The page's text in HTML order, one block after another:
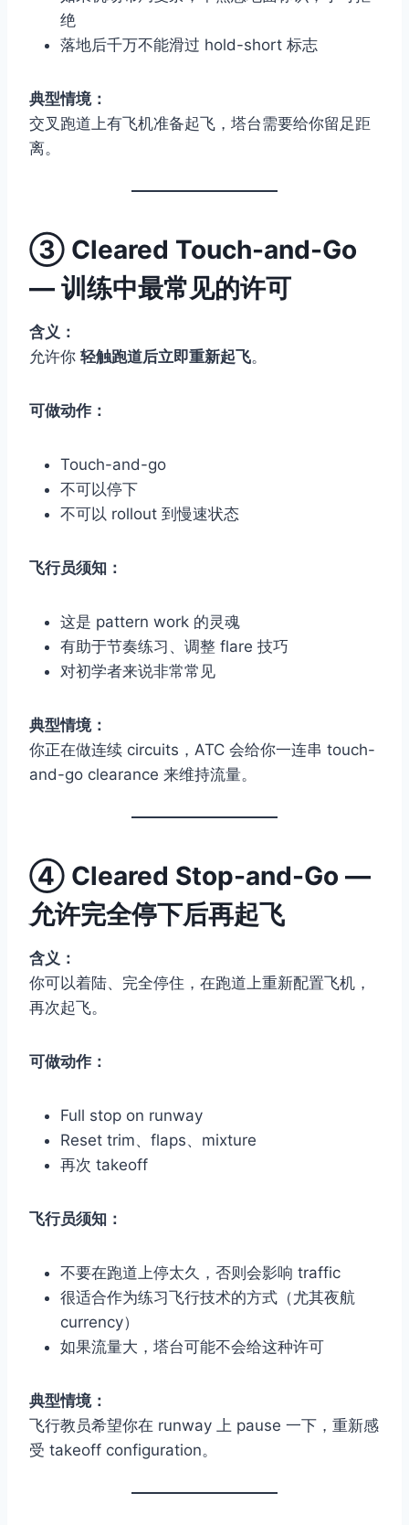
绝
落地后千万不能滑过 hold-short 标志
典型情境：
交叉跑道上有飞机准备起飞，塔台需要给你留足距
离。
③ Cleared Touch-and-Go
— 训练中最常见的许可
含义：
允许你 轻触跑道后立即重新起飞。
可做动作：
Touch-and-go
不可以停下
不可以 rollout 到慢速状态
飞行员须知：
这是 pattern work 的灵魂
有助于节奏练习、调整 flare 技巧
对初学者来说非常常见
典型情境：
你正在做连续 circuits，ATC 会给你一连串 touch-
and-go clearance 来维持流量。
④ Cleared Stop-and-Go —
允许完全停下后再起飞
含义：
你可以着陆、完全停住，在跑道上重新配置飞机，
再次起飞。
可做动作：
Full stop on runway
Reset trim、flaps、mixture
再次 takeoff
飞行员须知：
不要在跑道上停太久，否则会影响 traffic
很适合作为练习飞行技术的方式（尤其夜航
currency）
如果流量大，塔台可能不会给这种许可
典型情境：
飞行教员希望你在 runway 上 pause 一下，重新感
受 takeoff configuration。